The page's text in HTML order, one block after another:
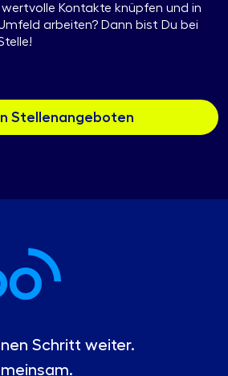
Kontakte knüpfen und in
arbeiten? Dann bist Du bei
Stellenangeboten
Schritt weiter.